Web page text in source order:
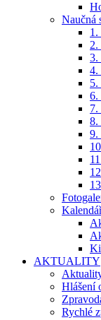
Naučná
1.
2.
3.
4.
5.
6.
7.
8.
9.
AKTUALITY
Hlášení
Rychlé